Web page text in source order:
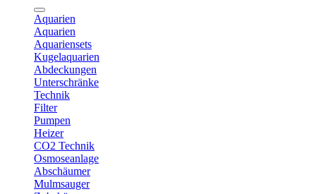
Aquarien
Aquarien
Aquariensets
Kugelaquarien
Abdeckungen
Unterschränke
Technik
Filter
Pumpen
Heizer
CO2 Technik
Osmoseanlage
Abschäumer
Mulmsauger